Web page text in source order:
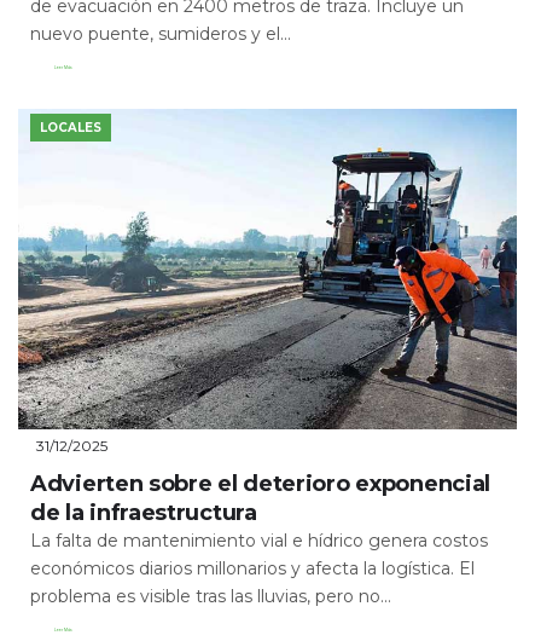
de evacuación en 2400 metros de traza. Incluye un
nuevo puente, sumideros y el...
Leer Más
LOCALES
31/12/2025
Advierten sobre el deterioro exponencial
de la infraestructura
La falta de mantenimiento vial e hídrico genera costos
económicos diarios millonarios y afecta la logística. El
problema es visible tras las lluvias, pero no...
Leer Más